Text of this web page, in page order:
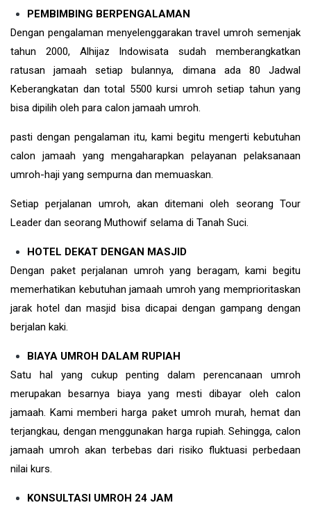
PEMBIMBING BERPENGALAMAN
Dengan pengalaman menyelenggarakan travel umroh semenjak
tahun 2000, Alhijaz Indowisata sudah memberangkatkan
ratusan jamaah setiap bulannya, dimana ada 80 Jadwal
Keberangkatan dan total 5500 kursi umroh setiap tahun yang
bisa dipilih oleh para calon jamaah umroh.
pasti dengan pengalaman itu, kami begitu mengerti kebutuhan
calon jamaah yang mengaharapkan pelayanan pelaksanaan
umroh-haji yang sempurna dan memuaskan.
Setiap perjalanan umroh, akan ditemani oleh seorang Tour
Leader dan seorang Muthowif selama di Tanah Suci.
HOTEL DEKAT DENGAN MASJID
Dengan paket perjalanan umroh yang beragam, kami begitu
memerhatikan kebutuhan jamaah umroh yang memprioritaskan
jarak hotel dan masjid bisa dicapai dengan gampang dengan
berjalan kaki.
BIAYA UMROH DALAM RUPIAH
Satu hal yang cukup penting dalam perencanaan umroh
merupakan besarnya biaya yang mesti dibayar oleh calon
jamaah. Kami memberi harga paket umroh murah, hemat dan
terjangkau, dengan menggunakan harga rupiah. Sehingga, calon
jamaah umroh akan terbebas dari risiko fluktuasi perbedaan
nilai kurs.
KONSULTASI UMROH 24 JAM